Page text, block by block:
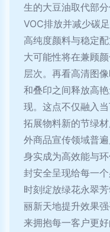
生的大豆油取代部
VOC排放并减少碳
高纯度颜料与稳定
大可能性将在兼顾
层次。再看高清图
和叠印之间释放高
现。这点不仅融入
拓展物料新的节绿
外商品宣传领域普
身实成为高效能与
封安全呈现给每一
时刻绽放绿花永翠
丽新天地提升效果
来拥抱每一客户更